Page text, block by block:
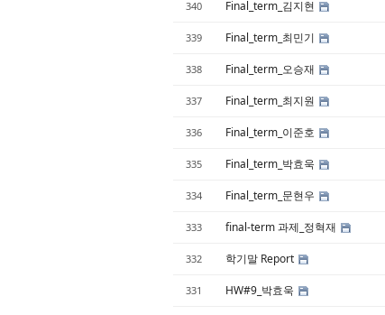
340 Final_term_김지현
339 Final_term_최민기
338 Final_term_오승재
337 Final_term_최지원
336 Final_term_이준호
335 Final_term_박효욱
334 Final_term_문현우
333 final-term 과제_정혁재
332 학기말 Report
331 HW#9_박효욱